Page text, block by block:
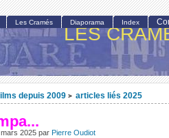
LES
depuis 2009 > articles liés 2025
2025 par Pierre Oudiot
Les Cramés Diaporama Index